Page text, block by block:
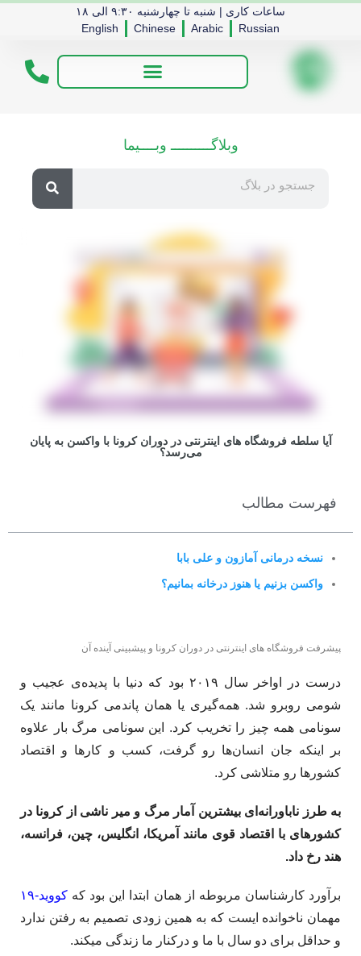
ساعات کاری | شنبه تا چهارشنبه ۹:۳۰ الی ۱۸
Russian
Arabic
Chinese
English
وبلاگــــــــــ وبــــیما
آیا سلطه فروشگاه های اینترنتی در دوران کرونا با واکسن به پایان
می‌رسد؟
فهرست مطالب
نسخه درمانی آمازون و علی بابا
واکسن بزنیم یا هنوز درخانه بمانیم؟
پیشرفت فروشگاه های اینترنتی در دوران کرونا و پیشبینی آینده آن
درست در اواخر سال ۲۰۱۹ بود که دنیا با پدیده‌­ی عجیب و
شومی روبرو شد. همه­‌گیری یا همان پاندمی کرونا مانند یک
سونامی همه­ چیز را تخریب کرد. این سونامی مرگ بار علاوه
بر اینکه جان انسان‌ها رو گرفت، کسب و کارها و اقتصاد
کشورها رو متلاشی کرد.
به طرز ناباورانه­‌ای بیشترین آمار مرگ و میر ناشی از کرونا در
کشورهای با اقتصاد قوی مانند آمریکا، انگلیس، چین، فرانسه،
هند رخ داد.
برآورد کارشناسان مربوطه از همان ابتدا این بود که کووید-۱۹
مهمان ناخوانده ایست که به همین زودی تصمیم به رفتن ندارد
و حداقل برای دو سال با ما و درکنار ما زندگی میکند.